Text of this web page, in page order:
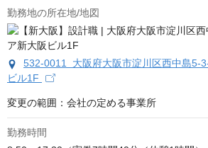
勤務地の所在地/地図
532-0011 大阪府大阪市淀川区西中島5-
ビル1F
変更の範囲：会社の定める事業所
勤務時間